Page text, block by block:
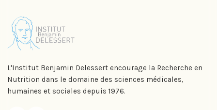
L'Institut Benjamin Delessert encourage la Recherche en
Nutrition dans le domaine des sciences médicales,
humaines et sociales depuis 1976.